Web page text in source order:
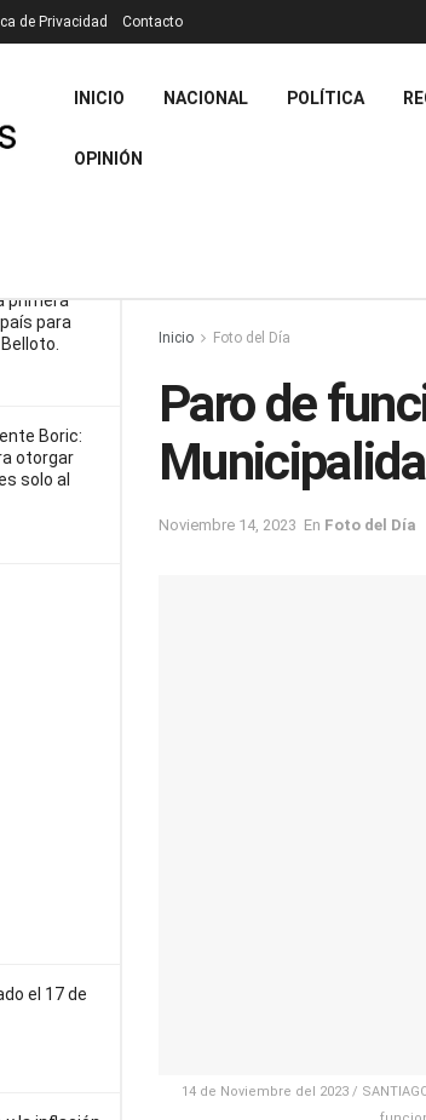
Filtrar
primera
para
Boric:
otorgar
solo al
el 17 de
de Privacidad Contacto
INICIO NACIONAL POLÍTICA
OPINIÓN
Inicio Foto del Día
Paro de
Noviembre 14, 2023 En Foto del Día
14 de Noviembre del 2023 /